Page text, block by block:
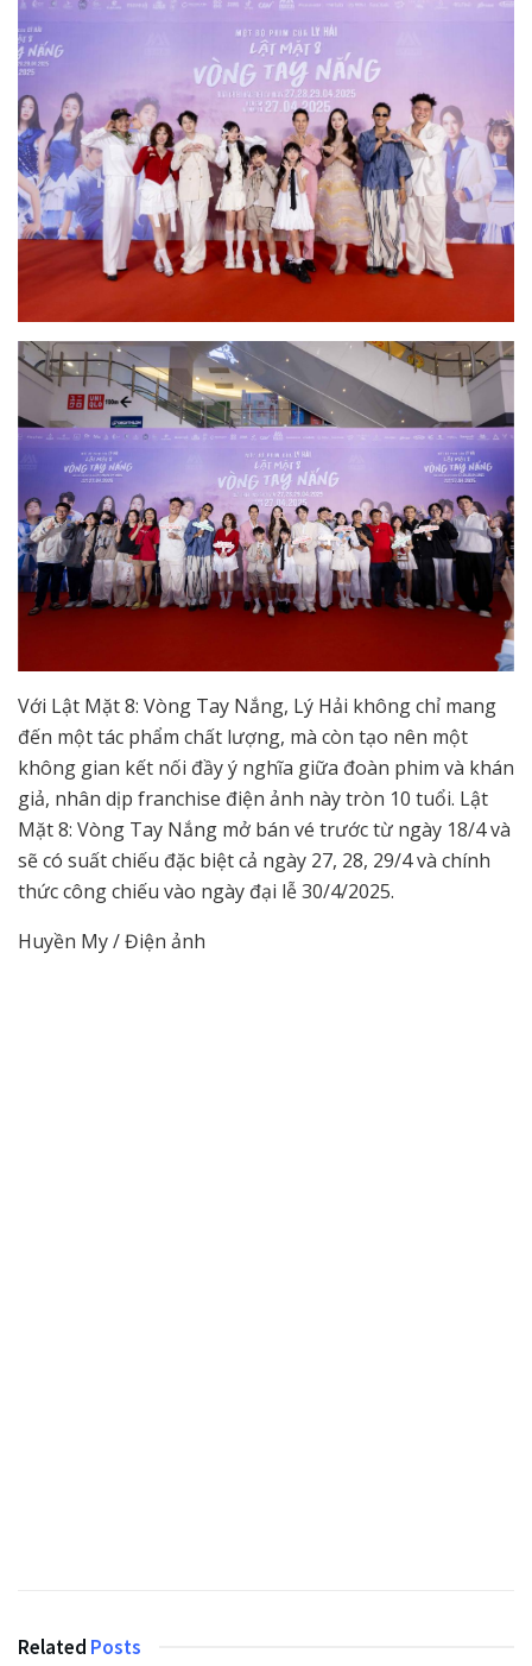
Với Lật Mặt 8: Vòng Tay Nắng, Lý Hải không chỉ mang
đến một tác phẩm chất lượng, mà còn tạo nên một
không gian kết nối đầy ý nghĩa giữa đoàn phim và khán
giả, nhân dịp franchise điện ảnh này tròn 10 tuổi. Lật
Mặt 8: Vòng Tay Nắng mở bán vé trước từ ngày 18/4 và
sẽ có suất chiếu đặc biệt cả ngày 27, 28, 29/4 và chính
thức công chiếu vào ngày đại lễ 30/4/2025.
Huyền My / Điện ảnh
Related Posts